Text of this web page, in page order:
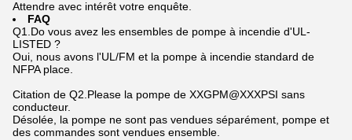
Attendre avec intérêt votre enquête.
FAQ
Q1.Do vous avez les ensembles de pompe à incendie d'UL-
LISTED ?
Oui, nous avons l'UL/FM et la pompe à incendie standard de
NFPA place.
Citation de Q2.Please la pompe de XXGPM@XXXPSI sans
conducteur.
Désolée, la pompe ne sont pas vendues séparément, pompe et
des commandes sont vendues ensemble.